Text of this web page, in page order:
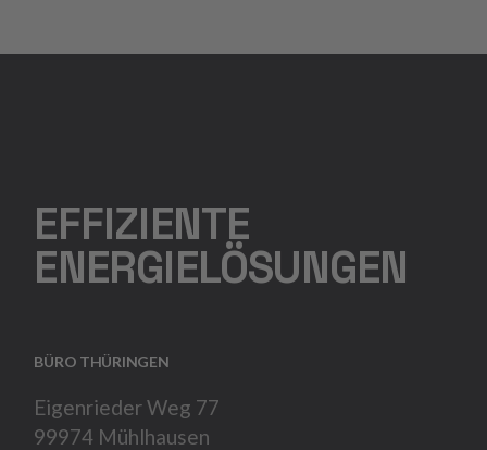
EFFIZIENTE
ENERGIELÖSUNGEN
BÜRO THÜRINGEN
Eigenrieder Weg 77
99974 Mühlhausen